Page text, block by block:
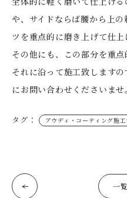
や、サイドならば腰から上
ツを重点的に磨き上げて仕上
その他にも、この部分を重点
それに沿って施工致します
にお問い合わせくださいませ。
タグ： アウディ・コーティング施
一